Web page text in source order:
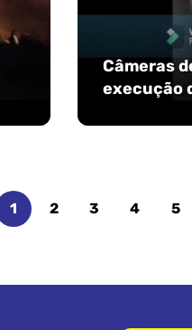
Câmeras
execução
1 2 3 4 5